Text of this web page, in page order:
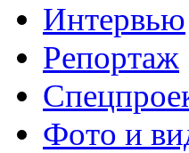
Интервью
Репортаж
Фото и